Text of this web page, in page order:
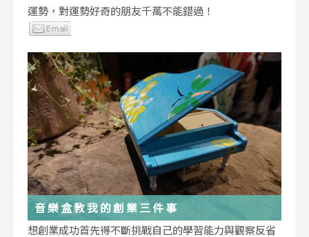
運勢，對運勢好奇的朋友千萬不能錯過！
音樂盒教我的創業三件事
想創業成功首先得不斷挑戰自己的學習能力與觀察反省